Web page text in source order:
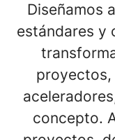
Diseñamos
estándares y
proyectos,
concepto.